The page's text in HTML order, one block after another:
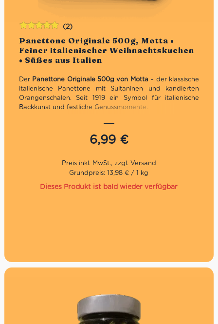
Panettone Originale 500g, Motta •
Feiner italienischer Weihnachtskuchen
• Süßes aus Italien
(2)
Der Panettone Originale 500g von Motta – der klassische
italienische Panettone mit Sultaninen und kandierten
Orangenschalen. Seit 1919 ein Symbol für italienische
Backkunst und festliche Genussmomente.
Traditionelles Geschenk zu Weihnachten
Traditionelles Rezept6,99 €
mit5.00von
5
Grundpreis: 13,98 € / 1 kg
Dieses Produkt ist bald wieder verfügbar